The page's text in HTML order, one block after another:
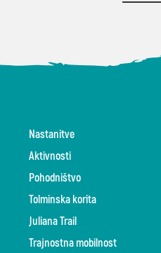
Nastanitve
Aktivnosti
Pohodništvo
Tolminska korita
Juliana Trail
Trajnostna mobilnost